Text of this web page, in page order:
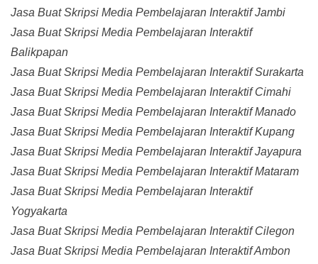
Jasa Buat Skripsi Media Pembelajaran Interaktif Jambi
Jasa Buat Skripsi Media Pembelajaran Interaktif
Balikpapan
Jasa Buat Skripsi Media Pembelajaran Interaktif Surakarta
Jasa Buat Skripsi Media Pembelajaran Interaktif Cimahi
Jasa Buat Skripsi Media Pembelajaran Interaktif Manado
Jasa Buat Skripsi Media Pembelajaran Interaktif Kupang
Jasa Buat Skripsi Media Pembelajaran Interaktif Jayapura
Jasa Buat Skripsi Media Pembelajaran Interaktif Mataram
Jasa Buat Skripsi Media Pembelajaran Interaktif
Yogyakarta
Jasa Buat Skripsi Media Pembelajaran Interaktif Cilegon
Jasa Buat Skripsi Media Pembelajaran Interaktif Ambon